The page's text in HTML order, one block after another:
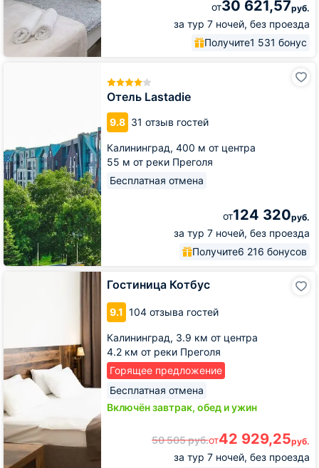
от30 621,57руб.
за тур 7 ночей, без проезда
Получите1 531 бонус
Отель Lastadie
9.8 31 отзыв гостей
Калининград, 400 м от центра
55 м от реки Преголя
Бесплатная отмена
от124 320руб.
за тур 7 ночей, без проезда
Получите6 216 бонусов
Гостиница Котбус
9.1 104 отзыва гостей
Калининград, 3.9 км от центра
4.2 км от реки Преголя
Горящее предложение
Бесплатная отмена
Включён завтрак, обед и ужин
50 505руб.от42 929,25руб.
за тур 7 ночей, без проезда